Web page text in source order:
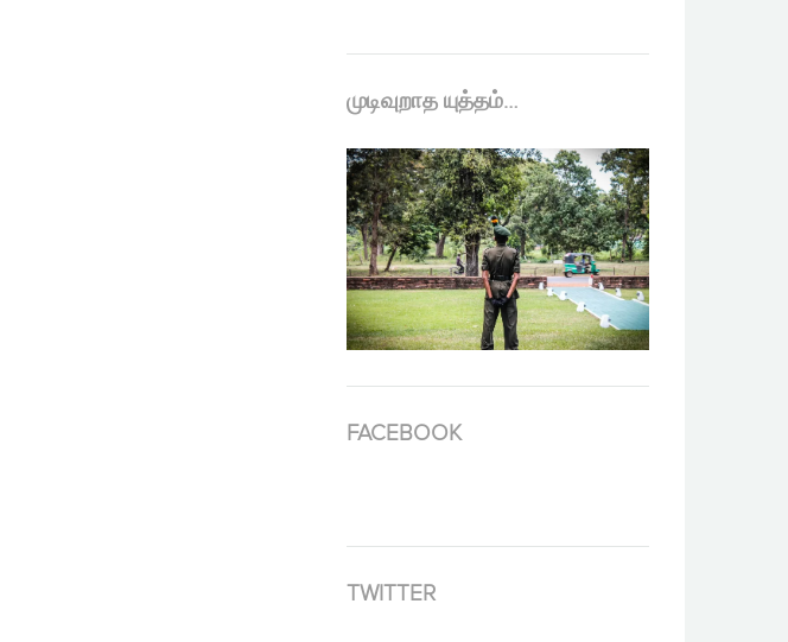
முடிவுறாத யுத்தம்…
FACEBOOK
TWITTER